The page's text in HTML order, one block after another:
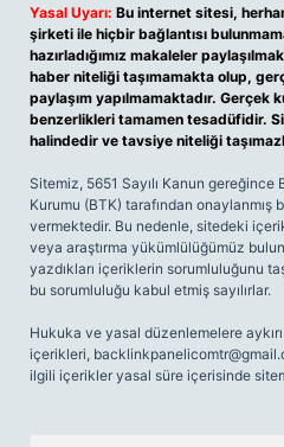
Yasal Uyarı: Bu internet sitesi,
şirketi ile hiçbir bağlantısı
hazırladığımız makaleler
haber niteliği taşımamakta olup,
paylaşım yapılmamaktadır. Gerçek
benzerlikleri tamamen tesadüfidir.
halindedir ve tavsiye niteliği
Sitemiz, 5651 Sayılı Kanun
Kurumu (BTK) tarafından onaylanmış
vermektedir. Bu nedenle, sitedeki
veya araştırma yükümlülüğümüz
yazdıkları içeriklerin sorumluluğunu
bu sorumluluğu kabul etmiş sayılırlar.
Hukuka ve yasal düzenlemelere
içerikleri,
ilgili içerikler yasal süre içerisinde